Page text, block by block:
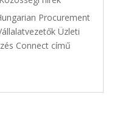
Procurement
Üzleti
Connect című